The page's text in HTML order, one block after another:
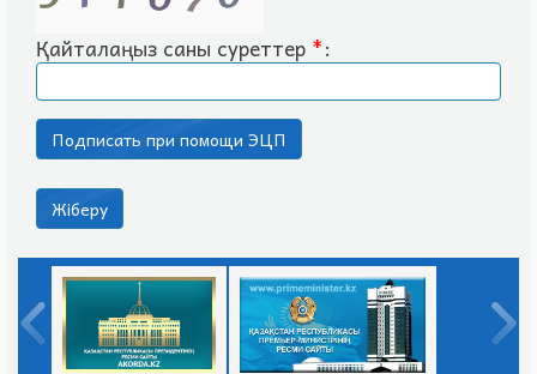
Қайталаңыз саны суреттер *: